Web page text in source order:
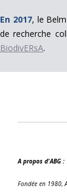
En 2017, le
de recherche
BiodivERsA.
A propos d'ABG :
Fondée en 1980,